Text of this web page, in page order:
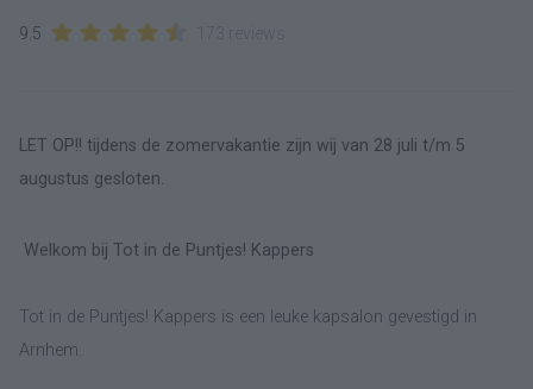
9.5
LET OP!! tijdens de zomervakantie zijn wij van 28 juli t/m 5
augustus gesloten.
Welkom bij Tot in de Puntjes! Kappers
Tot in de Puntjes! Kappers is een leuke kapsalon gevestigd in
Arnhem.